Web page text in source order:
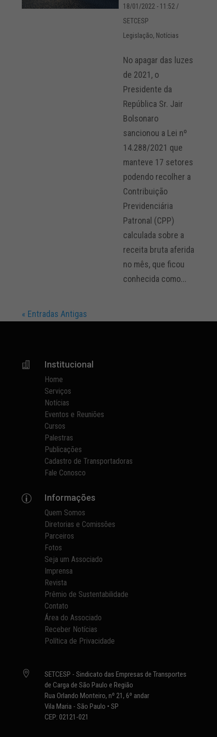
18/01/2022 - 11:52 /
SETCESP
Legislação, Notícias
No apagar das luzes
de 2021, o
Presidente da
República Sr. Jair
Bolsonaro
sancionou a Lei nº
14.288/2021 que
manteve 17 setores
podendo recolher a
Contribuição
Previdenciária
Patronal (CPP)
calculada sobre a
receita bruta aferida
no mês, que ficou
conhecida como...
« Entradas Antigas
 Institucional
Home
Serviços
Notícias
Eventos e Reuniões
Cursos
Palestras
Publicações
Cadastro de Transportadoras
Fale Conosco
p Informações
Quem Somos
Diretorias e Comissões
Parceiros
Fotos
Seja um Associado
Imprensa
Revista
Prêmio de Sustentabilidade
Contato
Área do Associado
Receber Notícias
Política de Privacidade

SETCESP - Sindicato das Empresas de Transportes
de Carga de São Paulo e Região
Rua Orlando Monteiro, nº 21, 6º andar
Vila Maria - São Paulo • SP
CEP: 02121-021